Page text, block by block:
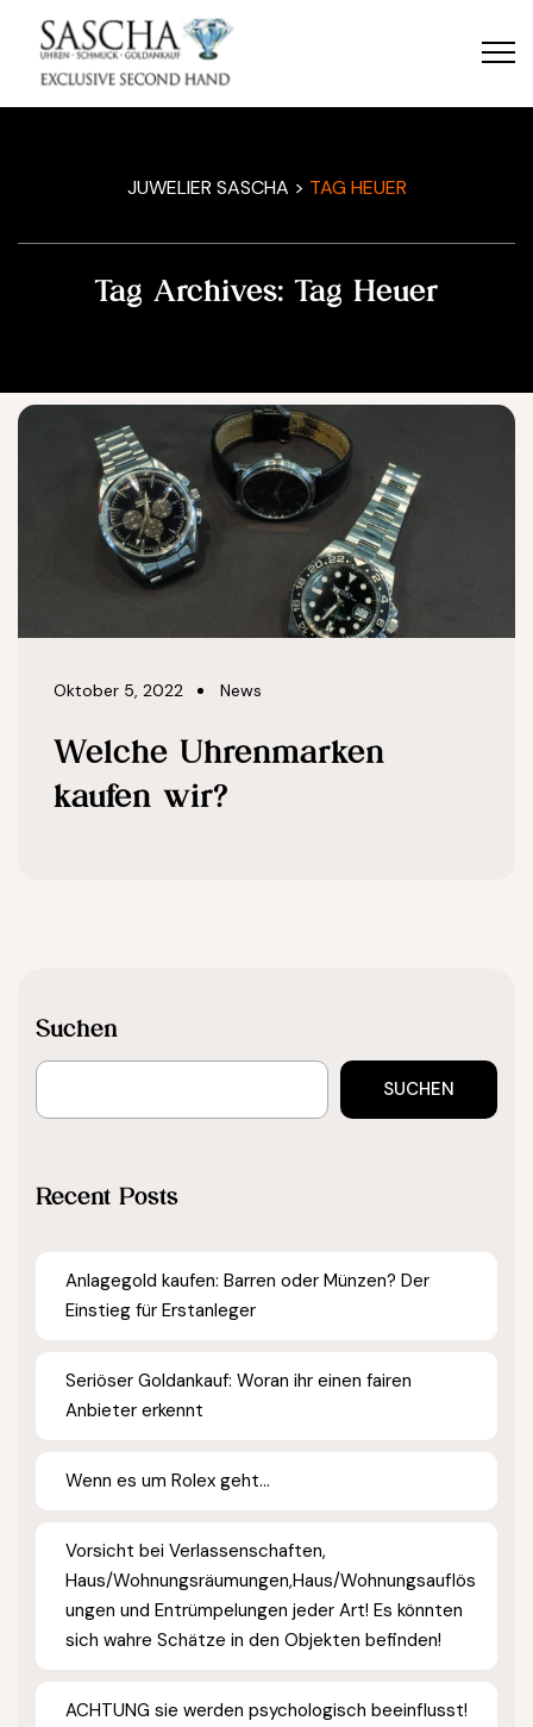
JUWELIER SASCHA > TAG HEUER
Tag Archives:Tag Heuer
Oktober 5, 2022 News
Welche Uhrenmarken
kaufen wir?
Suchen
SUCHEN
Recent Posts
Anlagegold kaufen: Barren oder Münzen? Der
Einstieg für Erstanleger
Seriöser Goldankauf: Woran ihr einen fairen
Anbieter erkennt
Wenn es um Rolex geht…
Vorsicht bei Verlassenschaften,
Haus/Wohnungsräumungen,Haus/Wohnungsauflös
ungen und Entrümpelungen jeder Art! Es könnten
sich wahre Schätze in den Objekten befinden!
ACHTUNG sie werden psychologisch beeinflusst!